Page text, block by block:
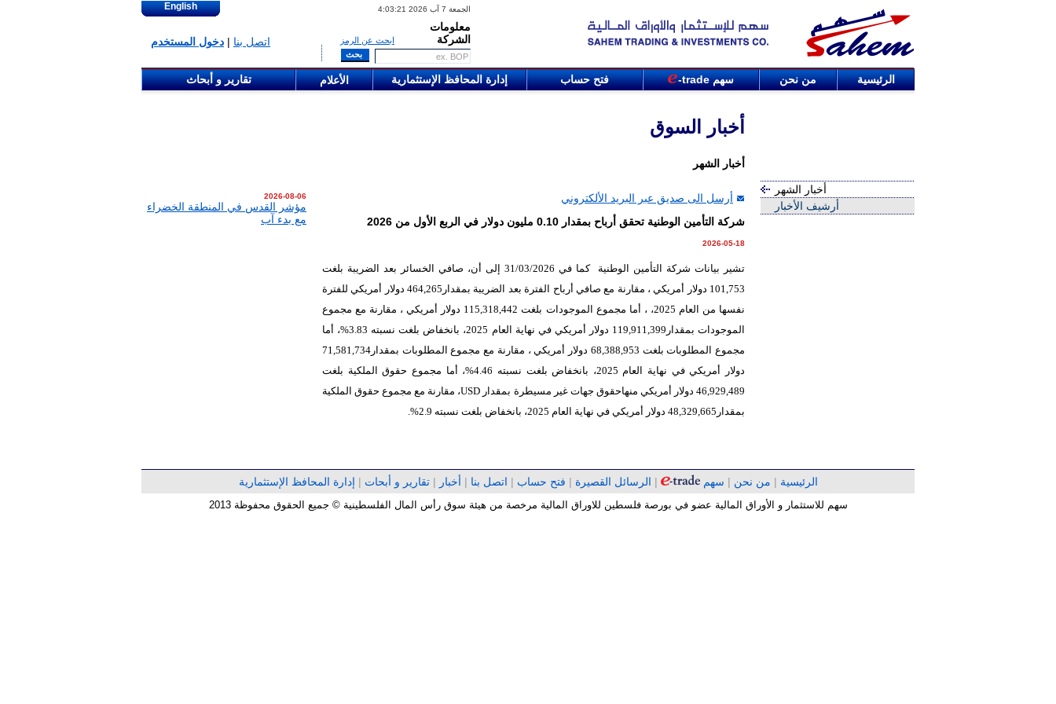
الجمعة 7 آب 2026 4:03:21
معلومات
الشركة
ابحث عن الرمز
English
اتصل بنا | دخول المستخدم
الرئيسية من نحن سهم-trade فتح حساب إدارة المحافظ الإستثمارية الأعلام تقارير و أبحاث
أخبار السوق
أخبار الشهر
أخبار الشهر
أرشيف الأخبار
أرسل الى صديق عبر البريد الألكتروني
شركة التأمين الوطنية تحقق أرباح بمقدار 0.10 مليون دولار في الربع الأول من 2026
2026-05-18
تشير بيانات شركة التأمين الوطنية
كما في 31/03/2026 إلى أن، صافي الخسائر بعد الضريبة بلغت
101,753 دولار أمريكي ، مقارنة مع صافي أرباح الفترة بعد الضريبة بمقدار464,265 دولار أمريكي للفترة
نفسها من العام 2025، ، أما مجموع الموجودات بلغت 115,318,442 دولار أمريكي ، مقارنة مع مجموع
الموجودات بمقدار119,911,399 دولار أمريكي في نهاية العام 2025، بانخفاض بلغت نسبته 3.83%، أما
مجموع المطلوبات بلغت 68,388,953 دولار أمريكي ، مقارنة مع مجموع المطلوبات بمقدار71,581,734
دولار أمريكي في نهاية العام 2025، بانخفاض بلغت نسبته 4.46%، أما مجموع حقوق الملكية بلغت
46,929,489 دولار أمريكي منهاحقوق جهات غير مسيطرة بمقدار
USD، مقارنة مع مجموع حقوق الملكية
بمقدار48,329,665 دولار أمريكي في نهاية العام 2025، بانخفاض بلغت نسبته 2.9%.
2026-08-06
مؤشر القدس في المنطقة الخضراء
مع بدء آب
الرئيسية | من نحن | سهم | الرسائل القصيرة | فتح حساب | اتصل بنا | أخبار |تقارير و أبحات | إدارة المحافظ الإستثمارية
سهم للاستثمار و الأوراق المالية عضو في بورصة فلسطين للاوراق المالية مرخصة من هيئة سوق رأس المال الفلسطينية © جميع الحقوق محفوظة 2013